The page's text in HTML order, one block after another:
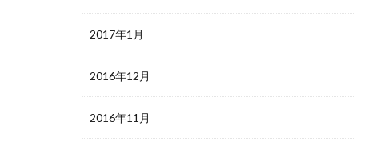
2017年1月
2016年12月
2016年11月